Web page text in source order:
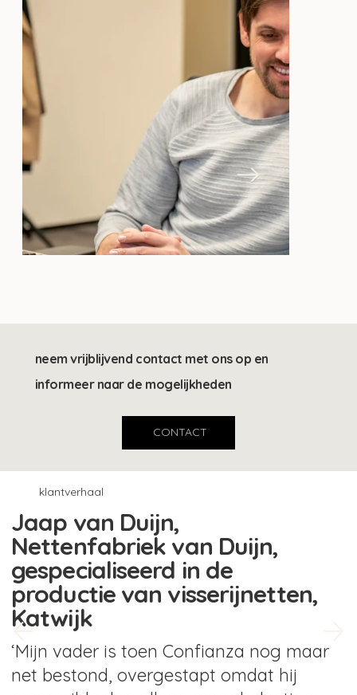
neem vrijblijvend contact met ons op en
informeer naar de mogelijkheden
CONTACT
klantverhaal
Jaap van Duijn,
Nettenfabriek van Duijn,
gespecialiseerd in de
productie van visserijnetten,
Katwijk
‘Mijn vader is toen Confianza nog maar
net bestond, overgestapt omdat hij